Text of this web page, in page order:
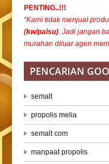
PENTING..!!!
“Kami tidak menjual
(kw/palsu). Jadi jangan
murahan diluar agen
PENCARIAN
semalt
propolis melia
semalt com
manpaat propolis